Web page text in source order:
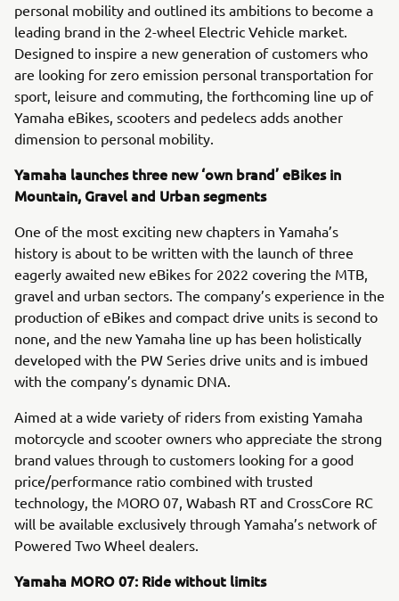
personal mobility and outlined its ambitions to become a
leading brand in the 2-wheel Electric Vehicle market.
Designed to inspire a new generation of customers who
are looking for zero emission personal transportation for
sport, leisure and commuting, the forthcoming line up of
Yamaha eBikes, scooters and pedelecs adds another
dimension to personal mobility.
Yamaha launches three new ‘own brand’ eBikes in
Mountain, Gravel and Urban segments
One of the most exciting new chapters in Yamaha’s
history is about to be written with the launch of three
eagerly awaited new eBikes for 2022 covering the MTB,
gravel and urban sectors. The company’s experience in the
production of eBikes and compact drive units is second to
none, and the new Yamaha line up has been holistically
developed with the PW Series drive units and is imbued
with the company’s dynamic DNA.
Aimed at a wide variety of riders from existing Yamaha
motorcycle and scooter owners who appreciate the strong
brand values through to customers looking for a good
price/performance ratio combined with trusted
technology, the MORO 07, Wabash RT and CrossCore RC
will be available exclusively through Yamaha’s network of
Powered Two Wheel dealers.
Yamaha MORO 07: Ride without limits